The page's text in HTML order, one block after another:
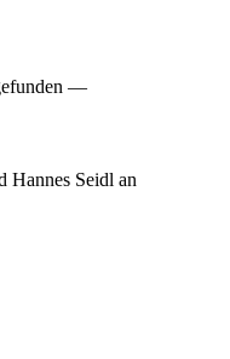
—
Hannes Seidl an